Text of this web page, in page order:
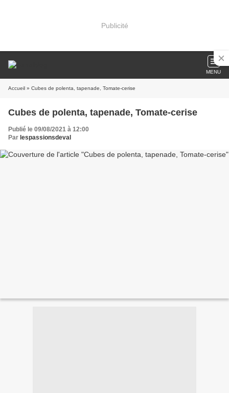
Publicité
MENU
Accueil » Cubes de polenta, tapenade, Tomate-cerise
Cubes de polenta, tapenade, Tomate-cerise
Publié le 09/08/2021 à 12:00
Par lespassionsdeval